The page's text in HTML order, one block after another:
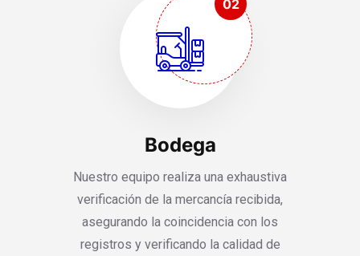
02
Bodega
Nuestro equipo realiza una exhaustiva
verificación de la mercancía recibida,
asegurando la coincidencia con los
registros y verificando la calidad de